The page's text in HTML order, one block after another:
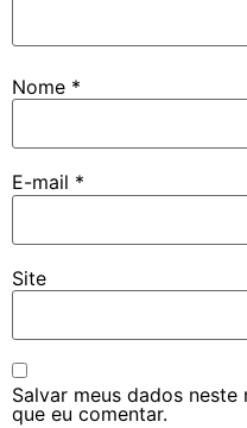
Nome *
E-mail *
Site
Salvar meus dados
que eu comentar.